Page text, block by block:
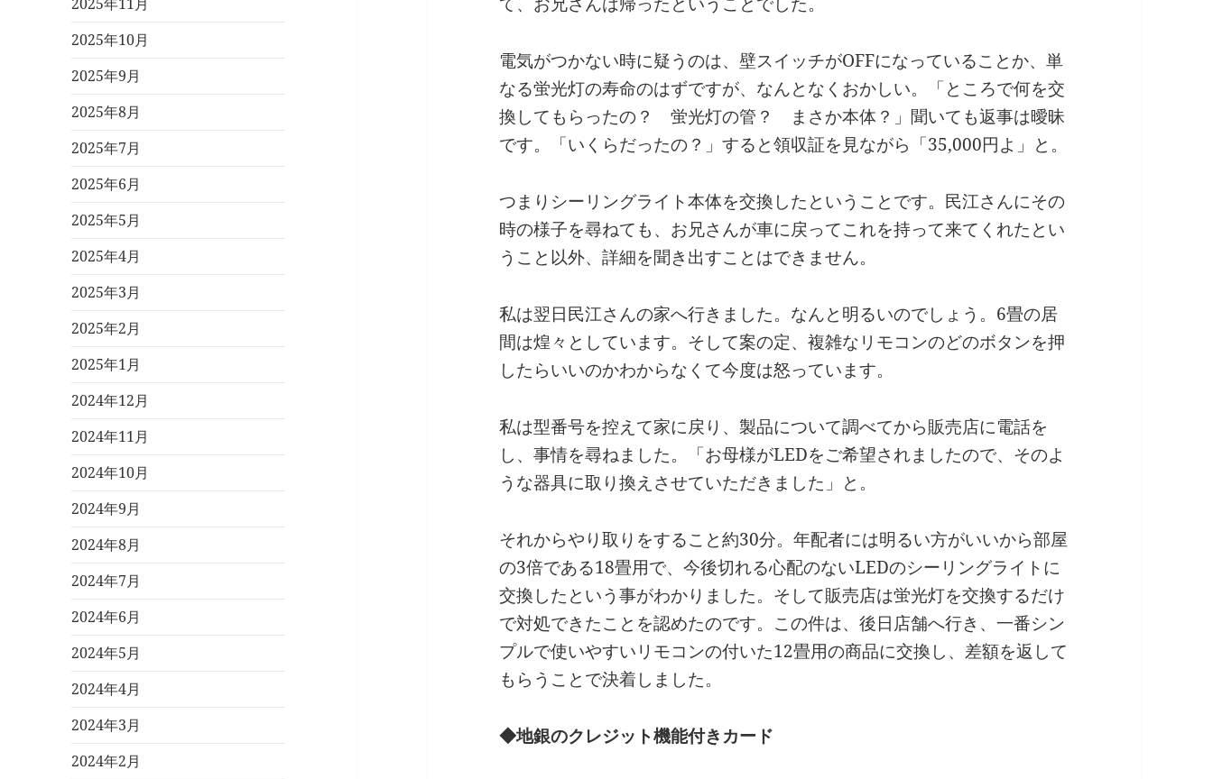
2025年10月
2025年9月
2025年8月
2025年7月
2025年6月
2025年5月
2025年4月
2025年3月
2025年2月
2025年1月
2024年12月
2024年11月
2024年10月
2024年9月
2024年8月
2024年7月
2024年6月
2024年5月
2024年4月
2024年3月
2024年2月
電気がつかない時に疑うのは、壁スイッチがOFFになっていることか、単
なる蛍光灯の寿命のはずですが、なんとなくおかしい。「ところで何を交
換してもらったの？ 蛍光灯の管？ まさか本体？」聞いても返事は曖昧
です。「いくらだったの？」すると領収証を見ながら「35,000円よ」と。
つまりシーリングライト本体を交換したということです。民江さんにその
時の様子を尋ねても、お兄さんが車に戻ってこれを持って来てくれたとい
うこと以外、詳細を聞き出すことはできません。
私は翌日民江さんの家へ行きました。なんと明るいのでしょう。6畳の居
間は煌々としています。そして案の定、複雑なリモコンのどのボタンを押
したらいいのかわからなくて今度は怒っています。
私は型番号を控えて家に戻り、製品について調べてから販売店に電話を
し、事情を尋ねました。「お母様がLEDをご希望されましたので、そのよ
うな器具に取り換えさせていただきました」と。
それからやり取りをすること約30分。年配者には明るい方がいいから部屋
の3倍である18畳用で、今後切れる心配のないLEDのシーリングライトに
交換したという事がわかりました。そして販売店は蛍光灯を交換するだけ
で対処できたことを認めたのです。この件は、後日店舗へ行き、一番シン
プルで使いやすいリモコンの付いた12畳用の商品に交換し、差額を返して
もらうことで決着しました。
◆地銀のクレジット機能付きカード